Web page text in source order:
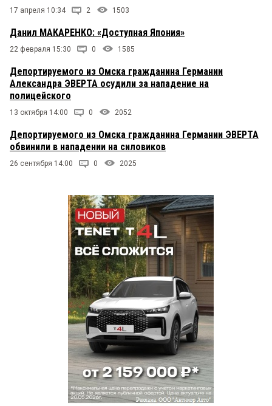
17 апреля 10:34 2 1503
Данил МАКАРЕНКО: «Доступная Япония»
22 февраля 15:30 0 1585
Депортируемого из Омска гражданина Германии
Александра ЭВЕРТА осудили за нападение на
полицейского
13 октября 14:00 0 2052
Депортируемого из Омска гражданина Германии ЭВЕРТА
обвинили в нападении на силовиков
26 сентября 14:00 0 2025